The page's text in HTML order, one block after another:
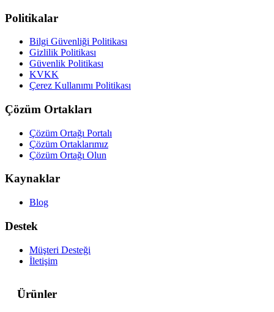
Politikalar
Bilgi Güvenliği Politikası
Gizlilik Politikası
Güvenlik Politikası
KVKK
Çerez Kullanımı Politikası
Çözüm Ortakları
Çözüm Ortağı Portalı
Çözüm Ortaklarımız
Çözüm Ortağı Olun
Kaynaklar
Blog
Destek
Müşteri Desteği
İletişim
Ürünler